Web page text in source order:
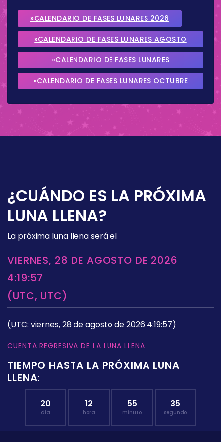
»CALENDARIO DE FASES LUNARES 2026
»CALENDARIO DE FASES LUNARES AGOSTO
2026
»CALENDARIO DE FASES LUNARES
SEPTIEMBRE 2026
»CALENDARIO DE FASES LUNARES OCTUBRE
¿CUÁNDO ES LA PRÓXIMA
LUNA LLENA?
La próxima luna llena será el
VIERNES, 28 DE AGOSTO DE 2026
4:19:57
(UTC, UTC)
(UTC: viernes, 28 de agosto de 2026 4:19:57)
CUENTA REGRESIVA DE LA LUNA LLENA
TIEMPO HASTA LA PRÓXIMA LUNA
LLENA:
20
día
12
hora
55
minuto
34
segundo